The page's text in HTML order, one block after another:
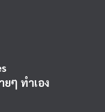
ยๆ ทำเอง